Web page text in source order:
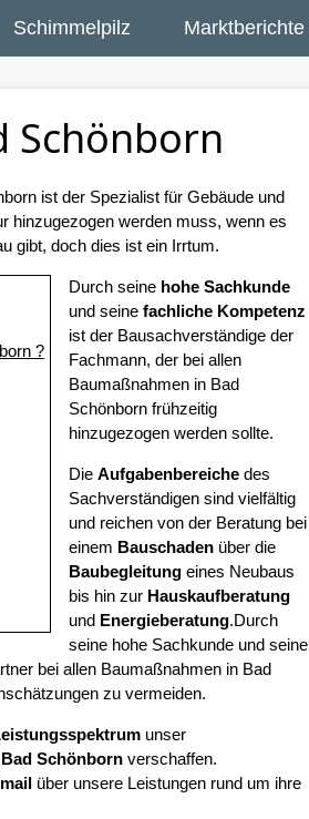
Schimmelpilz Marktberichte
Schönborn
ist der Spezialist für Gebäude und
hinzugezogen werden muss, wenn es
gibt, doch dies ist ein Irrtum.
?
Durch seine hohe Sachkunde
und seine fachliche Kompetenz
ist der Bausachverständige der
Fachmann, der bei allen
Baumaßnahmen in Bad
Schönborn frühzeitig
hinzugezogen werden sollte.
Die Aufgabenbereichedes
Sachverständigen sind vielfältig
und reichen von der Beratung bei
einem Bauschadenüber die
Baubegleitungeines Neubaus
bis hin zur Hauskaufberatung
und Energieberatung.Durch
seine hohe Sachkunde und seine
bei allen Baumaßnahmen in Bad
zu vermeiden.
unser
Bad Schönbornverschaffen.
über unsere Leistungen rund um ihre